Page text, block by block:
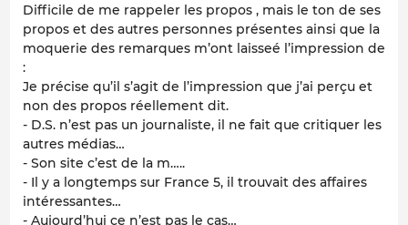
Difficile de me rappeler les propos , mais le ton de ses
propos et des autres personnes présentes ainsi que la
moquerie des remarques m’ont laisseé l’impression de
:
Je précise qu’il s’agit de l’impression que j’ai perçu et
non des propos réellement dit.
- D.S. n’est pas un journaliste, il ne fait que critiquer les
autres médias…
- Son site c’est de la m…..
- Il y a longtemps sur France 5, il trouvait des affaires
intéressantes…
- Aujourd’hui ce n’est pas le cas…